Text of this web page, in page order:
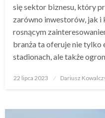
się sektor biznesu, który
zarówno inwestorów, jak i
rosnącym
branża ta oferuje nie tylko
stadionach, ale także
Opublikowane
22 lipca 2023 Dariusz